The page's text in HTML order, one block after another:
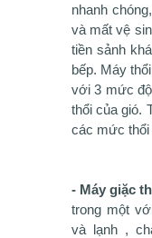
nhanh
và mất vệ
tiền sảnh
bếp. Máy
với 3 mức
thổi của gió.
các mức thổi
- Máy giặc
trong một
và lạnh ,